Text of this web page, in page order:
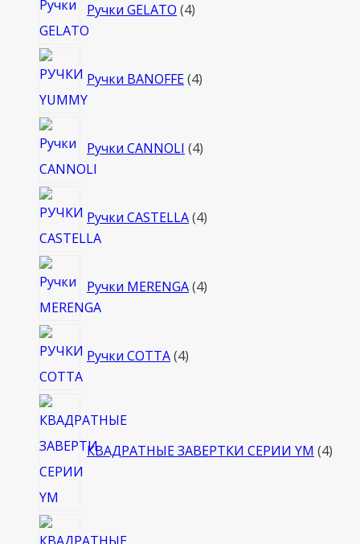
Ручки GELATO 4товара
Ручки BANOFFE 4товара
Ручки CANNOLI 4товара
Ручки CASTELLA 4товара
Ручки MERENGA 4товара
Ручки COTTA 4товара
КВАДРАТНЫЕ ЗАВЕРТКИ СЕРИИ YM 4